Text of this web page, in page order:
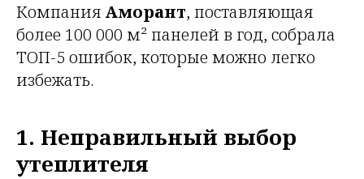
Компания Аморант, поставляющая
более 100 000 м² панелей в год, собрала
ТОП-5 ошибок, которые можно легко
избежать.
1. Неправильный выбор
утеплителя